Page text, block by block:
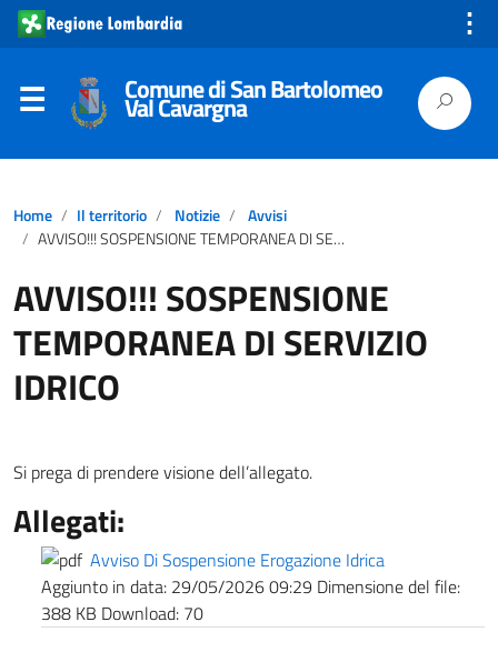
⋮
Comune di San Bartolomeo
Val Cavargna
Home Il territorio Notizie
Avvisi
AVVISO!!! SOSPENSIONE TEMPORANEA DI SERVIZIO IDRICO
AVVISO!!! SOSPENSIONE
TEMPORANEA DI SERVIZIO
IDRICO
Si prega di prendere visione dell’allegato.
Allegati:
Avviso Di Sospensione Erogazione Idrica
Aggiunto in data: 29/05/2026 09:29 Dimensione del file:
388 KB Download: 70